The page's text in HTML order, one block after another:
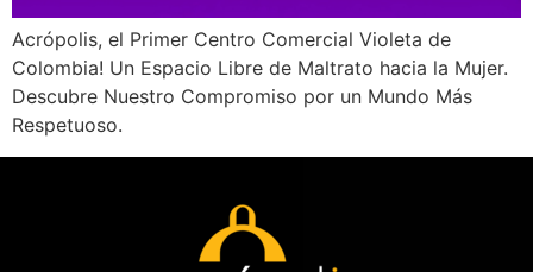
Acrópolis, el Primer Centro Comercial Violeta de
Colombia! Un Espacio Libre de Maltrato hacia la Mujer.
Descubre Nuestro Compromiso por un Mundo Más
Respetuoso.